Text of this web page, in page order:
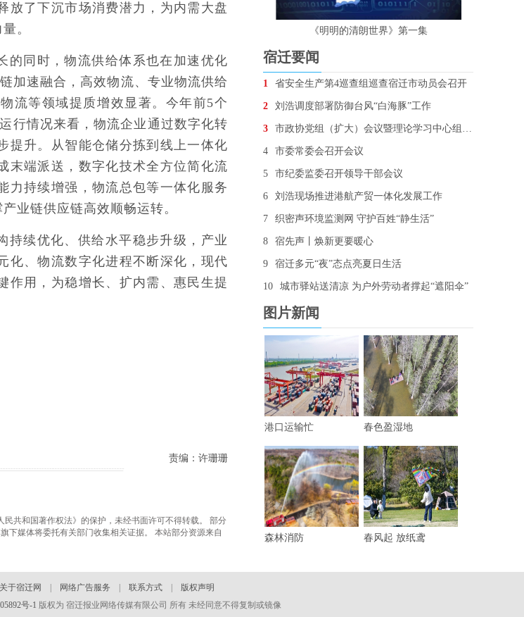
放了下沉市场消费潜力，为内需大盘
。
的同时，物流供给体系也在加速优化
加速融合，高效物流、专业物流供给
流等领域提质增效显著。今年前5个
行情况来看，物流企业通过数字化转
提升。从智能仓储分拣到线上一体化
末端派送，数字化技术全方位简化流
力持续增强，物流总包等一体化服务
业链供应链高效顺畅运转。
持续优化、供给水平稳步升级，产业
化、物流数字化进程不断深化，现代
作用，为稳增长、扩内需、惠民生提
责编：许珊珊
共和国著作权法》的保护，未经书面许可不得转载。 部分
下媒体将委托有关部门收集相关证据。 本站部分资源来自
《明明的清朗世界》第一集
宿迁要闻
1 省安全生产第4巡查组巡查宿迁市动员会召开
2 刘浩调度部署防御台风“白海豚”工作
3 市政协党组（扩大）会议暨理论学习中心组学习会召开
4 市委常委会召开会议
5 市纪委监委召开领导干部会议
6 刘浩现场推进港航产贸一体化发展工作
7 织密声环境监测网 守护百姓“静生活”
8 宿先声丨焕新更要暖心
9 宿迁多元“夜”态点亮夏日生活
10 城市驿站送清凉 为户外劳动者撑起“遮阳伞”
图片新闻
港口运输忙 春色盈湿地
森林消防 春风起 放纸鸢
关于宿迁网 网络广告服务 联系方式
版权声明
号-1 版权为 宿迁报业网络传媒有限公司 所有 未经同意不得复制或镜像